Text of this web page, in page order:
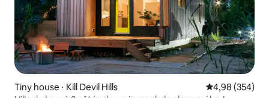
Tiny house ⋅ Kill Devil Hills Évaluation
4,98 (354)